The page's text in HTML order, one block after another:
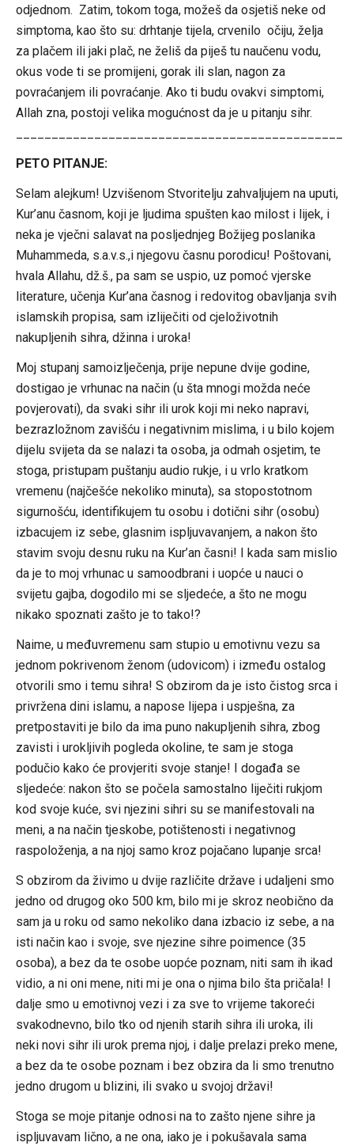
odjednom. Zatim, tokom toga, možeš da osjetiš neke od
simptoma, kao što su: drhtanje tijela, crvenilo očiju, želja
za plačem ili jaki plač, ne želiš da piješ tu naučenu vodu,
okus vode ti se promijeni, gorak ili slan, nagon za
povraćanjem ili povraćanje. Ako ti budu ovakvi simptomi,
Allah zna, postoji velika mogućnost da je u pitanju sihr.
PETO PITANJE:
Selam alejkum! Uzvišenom Stvoritelju zahvaljujem na uputi,
Kur’anu časnom, koji je ljudima spušten kao milost i lijek, i
neka je vječni salavat na posljednjeg Božijeg poslanika
Muhammeda, s.a.v.s.,i njegovu časnu porodicu! Poštovani,
hvala Allahu, dž.š., pa sam se uspio, uz pomoć vjerske
literature, učenja Kur’ana časnog i redovitog obavljanja svih
islamskih propisa, sam izliječiti od cjeloživotnih
nakupljenih sihra, džinna i uroka!
Moj stupanj samoizlječenja, prije nepune dvije godine,
dostigao je vrhunac na način (u šta mnogi možda neće
povjerovati), da svaki sihr ili urok koji mi neko napravi,
bezrazložnom zavišću i negativnim mislima, i u bilo kojem
dijelu svijeta da se nalazi ta osoba, ja odmah osjetim, te
stoga, pristupam puštanju audio rukje, i u vrlo kratkom
vremenu (najčešće nekoliko minuta), sa stopostotnom
sigurnošću, identifikujem tu osobu i dotični sihr (osobu)
izbacujem iz sebe, glasnim ispljuvavanjem, a nakon što
stavim svoju desnu ruku na Kur’an časni! I kada sam mislio
da je to moj vrhunac u samoodbrani i uopće u nauci o
svijetu gajba, dogodilo mi se sljedeće, a što ne mogu
nikako spoznati zašto je to tako!?
Naime, u međuvremenu sam stupio u emotivnu vezu sa
jednom pokrivenom ženom (udovicom) i između ostalog
otvorili smo i temu sihra! S obzirom da je isto čistog srca i
privržena dini islamu, a napose lijepa i uspješna, za
pretpostaviti je bilo da ima puno nakupljenih sihra, zbog
zavisti i urokljivih pogleda okoline, te sam je stoga
podučio kako će provjeriti svoje stanje! I događa se
sljedeće: nakon što se počela samostalno liječiti rukjom
kod svoje kuće, svi njezini sihri su se manifestovali na
meni, a na način tjeskobe, potištenosti i negativnog
raspoloženja, a na njoj samo kroz pojačano lupanje srca!
S obzirom da živimo u dvije različite države i udaljeni smo
jedno od drugog oko 500 km, bilo mi je skroz neobično da
sam ja u roku od samo nekoliko dana izbacio iz sebe, a na
isti način kao i svoje, sve njezine sihre poimence (35
osoba), a bez da te osobe uopće poznam, niti sam ih ikad
vidio, a ni oni mene, niti mi je ona o njima bilo šta pričala! I
dalje smo u emotivnoj vezi i za sve to vrijeme takoreći
svakodnevno, bilo tko od njenih starih sihra ili uroka, ili
neki novi sihr ili urok prema njoj, i dalje prelazi preko mene,
a bez da te osobe poznam i bez obzira da li smo trenutno
jedno drugom u blizini, ili svako u svojoj državi!
Stoga se moje pitanje odnosi na to zašto njene sihre ja
ispljuvavam lično, a ne ona, iako je i pokušavala sama